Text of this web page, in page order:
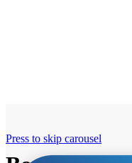
Press to skip carousel